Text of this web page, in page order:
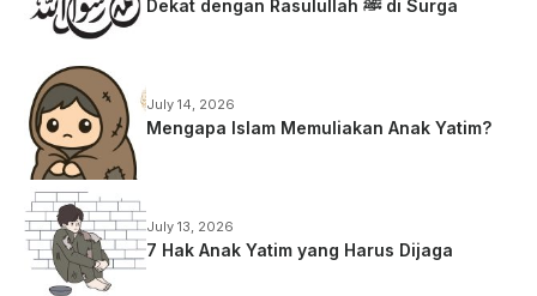
Dekat dengan Rasulullah ﷺ di Surga
July 14, 2026
Mengapa Islam Memuliakan Anak Yatim?
July 13, 2026
7 Hak Anak Yatim yang Harus Dijaga